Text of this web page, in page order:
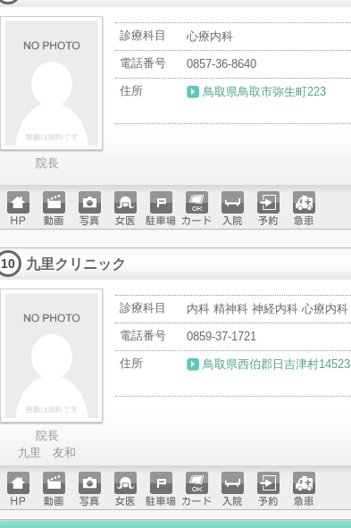
院長
診療科目
心療内科
電話番号
0857-36-8640
住所
鳥取県鳥取市弥生町223
ホーム
ページ
動画 写真 女医 駐車場クレジ
ットカ
入院 予約 急患
10 九里クリニック
院長
九里 友和
診療科目
内科 精神科 神経内科 心療内科
電話番号
0859-37-1721
住所
鳥取県西伯郡日吉津村14523
ホーム動画 写真 女医 駐車場クレジ入院 予約 急患